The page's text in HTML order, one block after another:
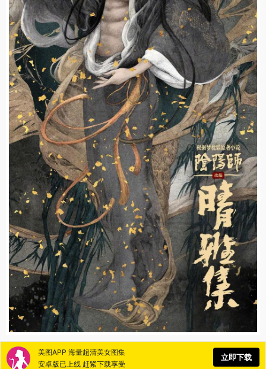
美图APP 海量超清美女图集
安卓版已上线 赶紧下载享受
立即下载